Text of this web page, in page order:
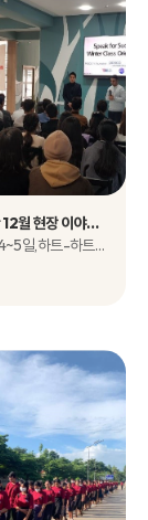
우즈베키스탄 12월 현장 이야기: 페르가나 지역 교육 지원 사업 'Speak for Success' 3기 개회식
2023년12월4~5일,하트-하트재단과 포스코 ..